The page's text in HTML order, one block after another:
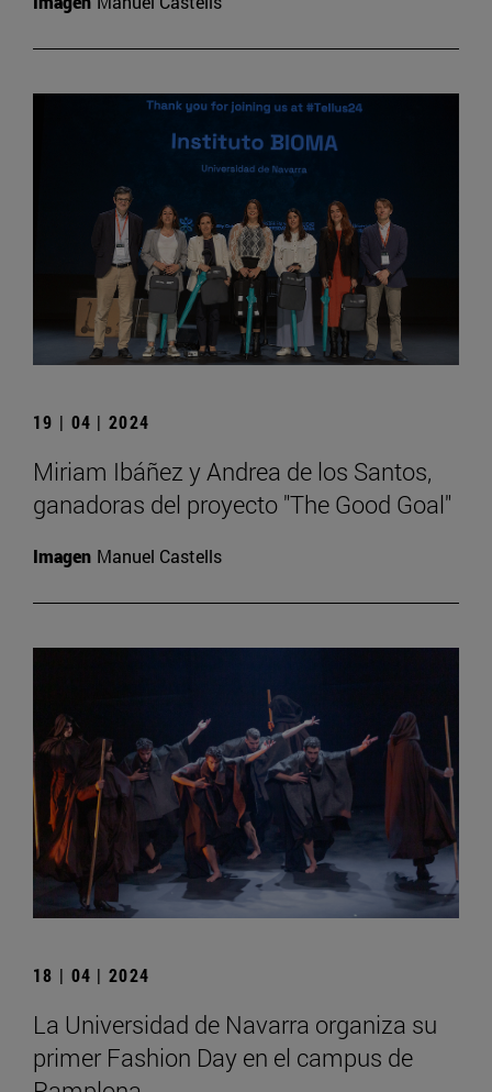
19 | 04 | 2024
Miriam Ibáñez y Andrea de los Santos,
ganadoras del proyecto "The Good Goal"
Imagen Manuel Castells
18 | 04 | 2024
La Universidad de Navarra organiza su
primer Fashion Day en el campus de